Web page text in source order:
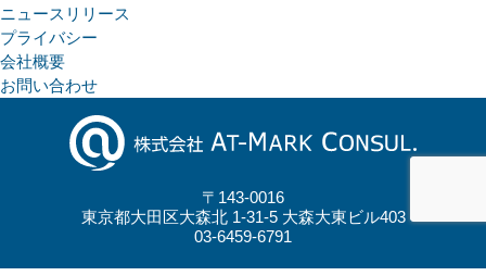
ニュースリリース
プライバシー
会社概要
お問い合わせ
〒143-0016
東京都大田区大森北 1-31-5 大森大東ビル403
03-6459-6791